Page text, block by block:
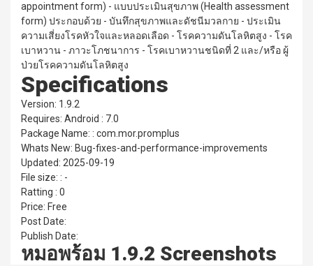
appointment form) - แบบประเมินสุขภาพ (Health assessment
form) ประกอบด้วย - บันทึกสุขภาพและดัชนีมวลกาย - ประเมิน
ความเสี่ยงโรคหัวใจและหลอดเลือด - โรคความดันโลหิตสูง - โรค
เบาหวาน - ภาวะโภชนาการ - โรคเบาหวานชนิดที่ 2 และ/หรือ ผู้
ป่วยโรคความดันโลหิตสูง
Specifications
Version: 1.9.2
Requires: Android : 7.0
Package Name: : com.mor.promplus
Whats New: Bug-fixes-and-performance-improvements
Updated: 2025-09-19
File size: : -
Ratting : 0
Price: Free
Post Date:
Publish Date:
หมอพร้อม 1.9.2 Screenshots